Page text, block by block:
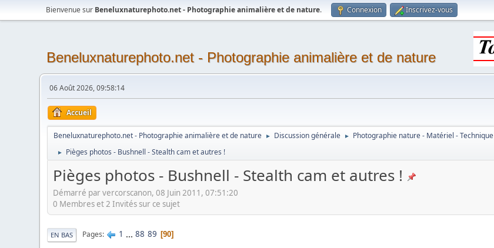
Bienvenue sur Beneluxnaturephoto.net - Photographie animalière et de nature. Connexion Inscrivez-vous
Beneluxnaturephoto.net - Photographie animalière et de nature
06 Août 2026, 09:58:14
Accueil
Beneluxnaturephoto.net - Photographie animalière et de nature ► Discussion générale ► Photographie nature - Matériel - Technique
► Pièges photos - Bushnell - Stealth cam et autres !
Pièges photos - Bushnell - Stealth cam et autres !
Démarré par vercorscanon, 08 Juin 2011, 07:51:20
0 Membres et 2 Invités sur ce sujet
EN BAS Pages 1 ... 88 89 90